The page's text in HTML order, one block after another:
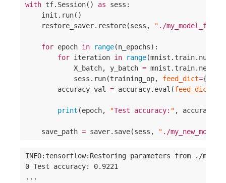
with tf.Session() as sess:
    init.run()
    restore_saver.restore(sess,
" ./
for epoch in range(n_epochs):
for iteration in range
            X_batch, y_batch
=
            sess.run(training_op,
feed_dict={X:
        accuracy_val
= accuracy.eval(feed_dict
print (epoch, "Test accuracy: " ,
    save_path
= saver.save(sess, " ./
INFO:tensorflow:Restoring parameters from ./
0 Test accuracy: 0.9221
...